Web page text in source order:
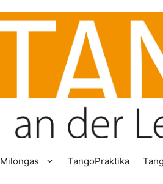
Milongas TangoPraktika